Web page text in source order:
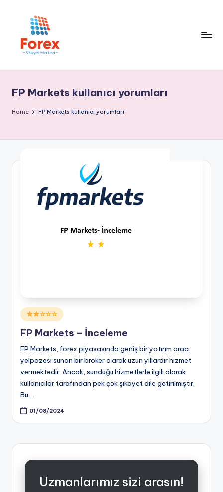
FP Markets kullanıcı yorumları
Home FP Markets kullanıcı yorumları
Posted
in
☆☆☆
FP Markets – İnceleme
FP Markets, forex piyasasında geniş bir yatırım aracı
yelpazesi sunan bir broker olarak uzun yıllardır hizmet
vermektedir. Ancak, sunduğu hizmetlerle ilgili olarak
kullanıcılar tarafından pek çok şikayet dile getirilmiştir.
Bu…
01/08/2024
Uzmanlarımız sizi arasın!